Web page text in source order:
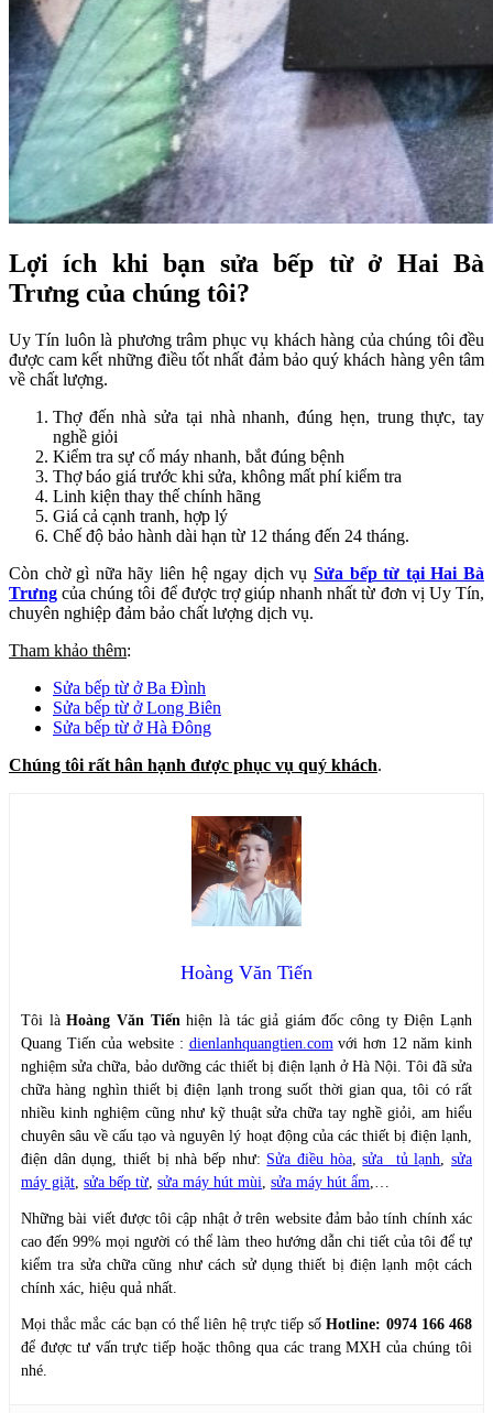
Lợi ích khi bạn sửa bếp từ ở Hai Bà
Trưng của chúng tôi?
Uy Tín luôn là phương trâm phục vụ khách hàng của chúng tôi đều
được cam kết những điều tốt nhất đảm bảo quý khách hàng yên tâm
về chất lượng.
Thợ đến nhà sửa tại nhà nhanh, đúng hẹn, trung thực, tay
nghề giỏi
Kiểm tra sự cố máy nhanh, bắt đúng bệnh
Thợ báo giá trước khi sửa, không mất phí kiểm tra
Linh kiện thay thế chính hãng
Giá cả cạnh tranh, hợp lý
Chế độ bảo hành dài hạn từ 12 tháng đến 24 tháng.
Còn chờ gì nữa hãy liên hệ ngay dịch vụ Sửa bếp từ tại Hai Bà
Trưng của chúng tôi để được trợ giúp nhanh nhất từ đơn vị Uy Tín,
chuyên nghiệp đảm bảo chất lượng dịch vụ.
Tham khảo thêm:
Sửa bếp từ ở Ba Đình
Sửa bếp từ ở Long Biên
Sửa bếp từ ở Hà Đông
Chúng tôi rất hân hạnh được phục vụ quý khách.
Hoàng Văn Tiến
Tôi làHoàng Văn Tiếnhiện là tác giả giám đốc công ty Điện Lạnh
Quang Tiến của website : dienlanhquangtien.comvới hơn 12 năm kinh
nghiệm sửa chữa, bảo dưỡng các thiết bị điện lạnh ở Hà Nội. Tôi đã sửa
chữa hàng nghìn thiết bị điện lạnh trong suốt thời gian qua, tôi có rất
nhiều kinh nghiệm cũng như kỹ thuật sửa chữa tay nghề giỏi, am hiểu
chuyên sâu về cấu tạo và nguyên lý hoạt động của các thiết bị điện lạnh,
điện dân dụng, thiết bị nhà bếp như: Sửa điều hòa,sửa tủ lạnh,sửa
máy giặt, sửa bếp từ, sửa máy hút mùi, sửa máy hút ẩm,…
Những bài viết được tôi cập nhật ở trên website đảm bảo tính chính xác
cao đến 99% mọi người có thể làm theo hướng dẫn chi tiết của tôi để tự
kiểm tra sửa chữa cũng như cách sử dụng thiết bị điện lạnh một cách
chính xác, hiệu quả nhất.
Mọi thắc mắc các bạn có thể liên hệ trực tiếp sốHotline: 0974 166 468
để được tư vấn trực tiếp hoặc thông qua các trang MXH của chúng tôi
nhé.